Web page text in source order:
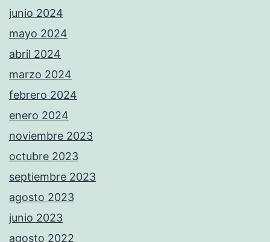
junio 2024
mayo 2024
abril 2024
marzo 2024
febrero 2024
enero 2024
noviembre 2023
octubre 2023
septiembre 2023
agosto 2023
junio 2023
agosto 2022